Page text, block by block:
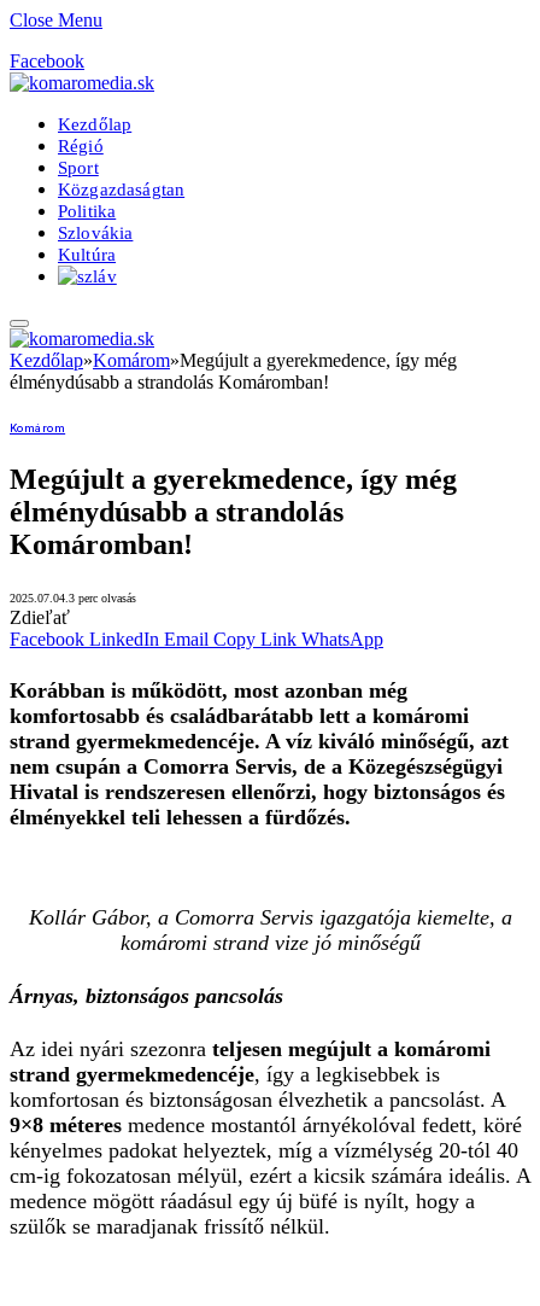
Close Menu
Facebook
Kezdőlap
Régió
Sport
Közgazdaságtan
Politika
Szlovákia
Kultúra
Kezdőlap»Komárom»Megújult a gyerekmedence, így még
élménydúsabb a strandolás Komáromban!
Komárom
Megújult a gyerekmedence, így még
élménydúsabb a strandolás
Komáromban!
2025.07.04. 3 perc olvasás
Zdieľať
Facebook LinkedIn Email Copy Link WhatsApp
Korábban is működött, most azonban még
komfortosabb és családbarátabb lett a komáromi
strand gyermekmedencéje. A víz kiváló minőségű, azt
nem csupán a Comorra Servis, de a Közegészségügyi
Hivatal is rendszeresen ellenőrzi, hogy biztonságos és
élményekkel teli lehessen a fürdőzés.
Kollár Gábor, a Comorra Servis igazgatója kiemelte, a
komáromi strand vize jó minőségű
Árnyas, biztonságos pancsolás
Az idei nyári szezonra teljesen megújult a komáromi
strand gyermekmedencéje, így a legkisebbek is
komfortosan és biztonságosan élvezhetik a pancsolást. A
9×8 méteres medence mostantól árnyékolóval fedett, köré
kényelmes padokat helyeztek, míg a vízmélység 20-tól 40
cm-ig fokozatosan mélyül, ezért a kicsik számára ideális. A
medence mögött ráadásul egy új büfé is nyílt, hogy a
szülők se maradjanak frissítő nélkül.